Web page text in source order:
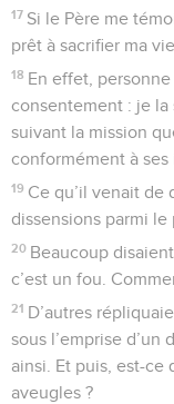
17 Si le Père me
prêt à sacrifier ma
18 En effet,
consentement : je la
suivant la mission
conformément à ses
19 Ce qu’il venait de
dissensions parmi le
20 Beaucoup
c’est un fou.
21 D’autres
sous l’emprise
ainsi. Et puis, est-ce
aveugles ?